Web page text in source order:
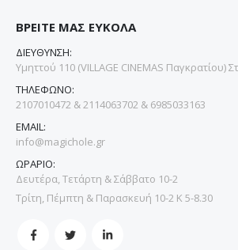
ΒΡΕΙΤΕ ΜΑΣ ΕΥΚΟΛΑ
ΔΙΕΥΘΥΝΣΗ:
Υμηττού 110 (VILLAGE CINEMAS Παγκρατίου)
ΤΗΛΕΦΩΝΟ:
2107010472 & 2114063702 & 6985033163
EMAIL:
info@magichole.gr
ΩΡΑΡΙΟ:
Δευτέρα, Τετάρτη & Σάββατο 10-2
Τρίτη, Πέμπτη & Παρασκευή 10-2 Κ 5-8.30